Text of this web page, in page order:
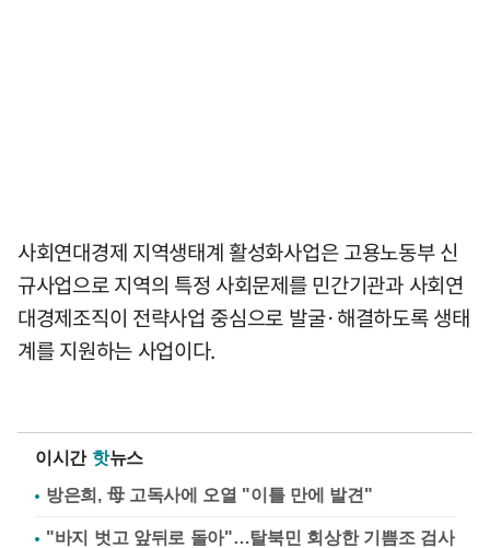
사회연대경제 지역생태계 활성화사업은 고용노동부 신
규사업으로 지역의 특정 사회문제를 민간기관과 사회연
대경제조직이 전략사업 중심으로 발굴·해결하도록 생태
계를 지원하는 사업이다.
이시간 핫뉴스
방은희, 母 고독사에 오열 "이틀 만에 발견"
"바지 벗고 앞뒤로 돌아"…탈북민 회상한 기쁨조 검사